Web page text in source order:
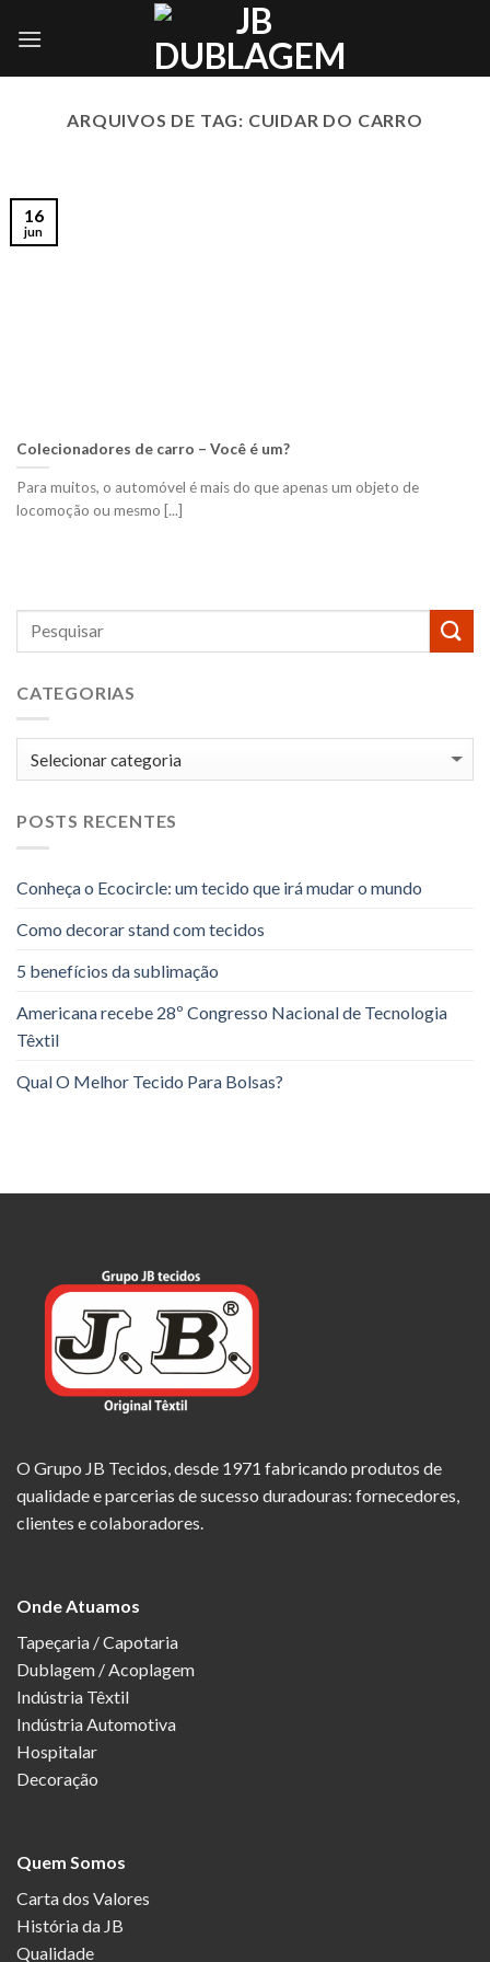
ARQUIVOS DE TAG: CUIDAR DO CARRO
CATEGORIAS
Categorias
POSTS RECENTES
Conheça o Ecocircle: um tecido que irá mudar o mundo
Como decorar stand com tecidos
5 benefícios da sublimação
Americana recebe 28º Congresso Nacional de Tecnologia
Têxtil
Qual O Melhor Tecido Para Bolsas?
Colecionadores de carro – Você é um?
Para muitos, o automóvel é mais do que apenas um objeto de
locomoção ou mesmo [...]
16
jun
O Grupo JB Tecidos, desde 1971 fabricando produtos de
qualidade e parcerias de sucesso duradouras: fornecedores,
clientes e colaboradores.
Onde Atuamos
Tapeçaria / Capotaria
Dublagem / Acoplagem
Indústria Têxtil
Indústria Automotiva
Hospitalar
Decoração
Quem Somos
Carta dos Valores
História da JB
Qualidade